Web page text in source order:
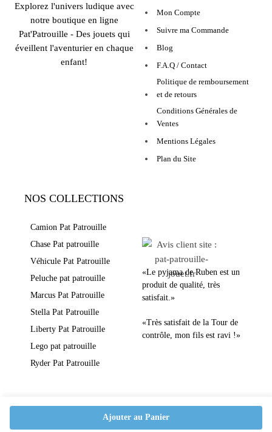
Ajouter au Panier
Explorez l'univers ludique avec
notre boutique en ligne
Pat'Patrouille - Des jouets qui
éveillent l'aventurier en chaque
enfant!
Mon Compte
Suivre ma Commande
Blog
F.A.Q / Contact
Politique de remboursement
et de retours
Conditions Générales de
Ventes
Mentions Légales
Plan du Site
NOS COLLECTIONS
Camion Pat Patrouille
Chase Pat patrouille
Véhicule Pat Patrouille
Peluche pat patrouille
Marcus Pat Patrouille
Stella Pat Patrouille
Liberty Pat Patrouille
Lego pat patrouille
Ryder Pat Patrouille
«Le pyjama de Ruben est un
produit de qualité, très
satisfait.»
«Très satisfait de la Tour de
contrôle, mon fils est ravi !»